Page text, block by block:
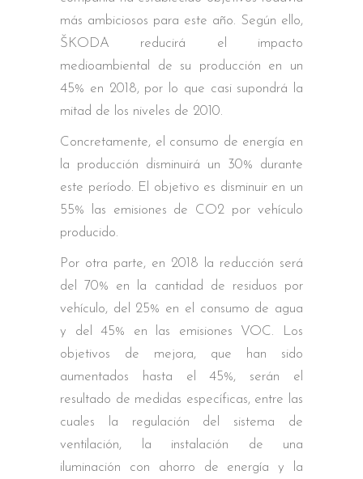
más ambiciosos para este año. Según ello,
ŠKODA reducirá el impacto
medioambiental de su producción en un
45% en 2018, por lo que casi supondrá la
mitad de los niveles de 2010.
Concretamente, el consumo de energía en
la producción disminuirá un 30% durante
este período. El objetivo es disminuir en un
55% las emisiones de CO2 por vehículo
producido.
Por otra parte, en 2018 la reducción será
del 70% en la cantidad de residuos por
vehículo, del 25% en el consumo de agua
y del 45% en las emisiones VOC. Los
objetivos de mejora, que han sido
aumentados hasta el 45%, serán el
resultado de medidas específicas, entre las
cuales la regulación del sistema de
ventilación, la instalación de una
iluminación con ahorro de energía y la